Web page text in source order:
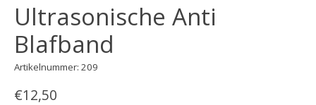
Ultrasonische Anti
Blafband
Artikelnummer: 209
€12,50